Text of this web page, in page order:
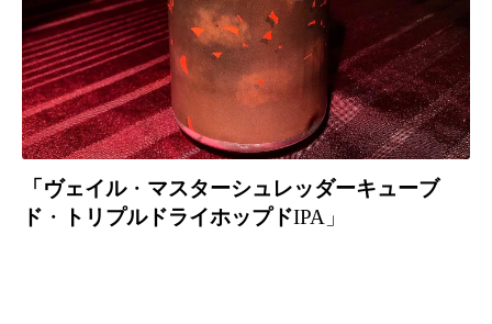
「ヴェイル・ マスターシュレッダーキューブ
ド ・ トリプルドライホップドIPA」